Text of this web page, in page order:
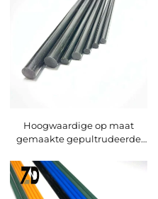
Hoogwaardige op maat
gemaakte gepultrudeerde
CFRP-massieve staaf voor
olijvoogst Hoogwaardig
koolstofproduct